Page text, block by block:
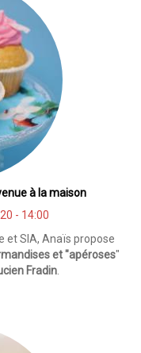
à la maison
- 14:00
et SIA, Anaïs propose
et "apéroses"
Fradin